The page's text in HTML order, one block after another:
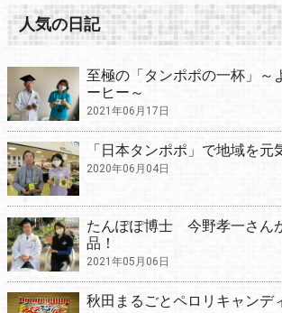
人気の日記
至極の「タンポポの一杯」～
ーヒー～
2021年06月17日
「日本タンポポ」で地域を元
2020年06月04日
たんぽぽ博士 今野孝一さん
品！
2021年05月06日
秋田まるごとペロリキャンデ